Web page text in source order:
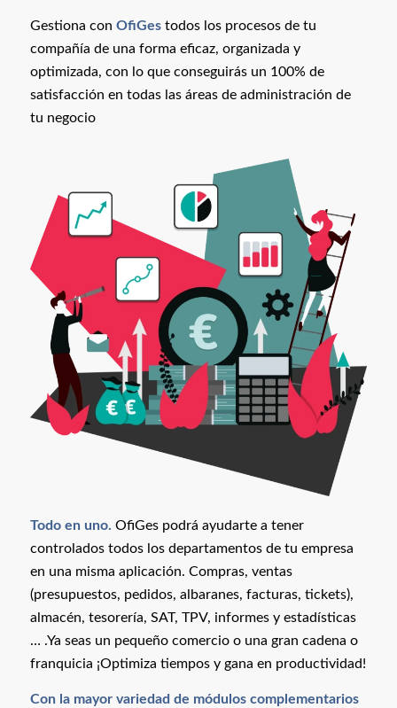
Gestiona con OfiGestodos los procesos de tu
compañía de una forma eficaz, organizada y
optimizada, con lo que conseguirás un 100% de
satisfacción en todas las áreas de administración de
tu negocio
Todo en uno. OfiGes podrá ayudarte a tener
controlados todos los departamentos de tu empresa
en una misma aplicación. Compras, ventas
(presupuestos, pedidos, albaranes, facturas, tickets),
almacén, tesorería, SAT, TPV, informes y estadísticas
… .Ya seas un pequeño comercio o una gran cadena o
franquicia ¡Optimiza tiempos y gana en productividad!
Con la mayor variedad de módulos complementarios